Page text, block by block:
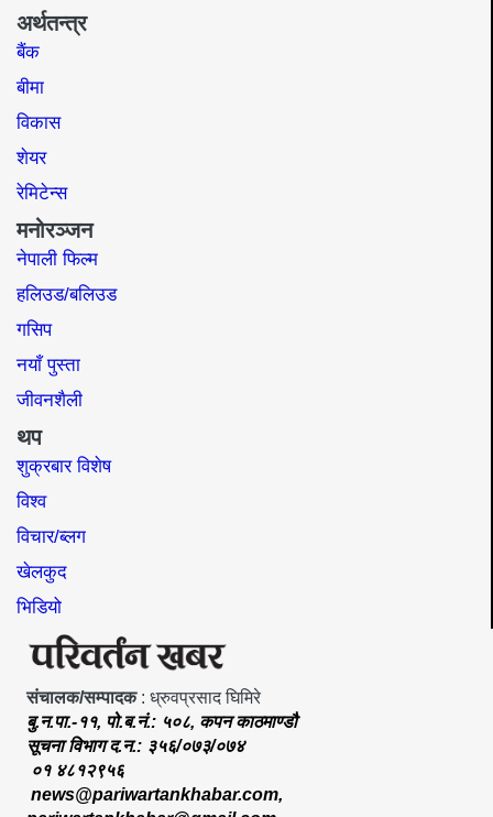
अर्थतन्त्र
बैंक
बीमा
विकास
शेयर
रेमिटेन्स
मनोरञ्जन
नेपाली फिल्म
हलिउड/बलिउड
गसिप
नयाँ पुस्ता
जीवनशैली
थप
शुक्रबार विशेष
विश्व
विचार/ब्लग
खेलकुद
भिडियो
संचालक/सम्पादक: ध्रुवप्रसाद घिमिरे
बु.न.पा.-११, पो.ब.नं.: ५०८, कपन काठमाण्डौ
सूचना विभाग द.न.: ३५६/०७३/०७४
०१ ४८१२९५६
news@pariwartankhabar.com,